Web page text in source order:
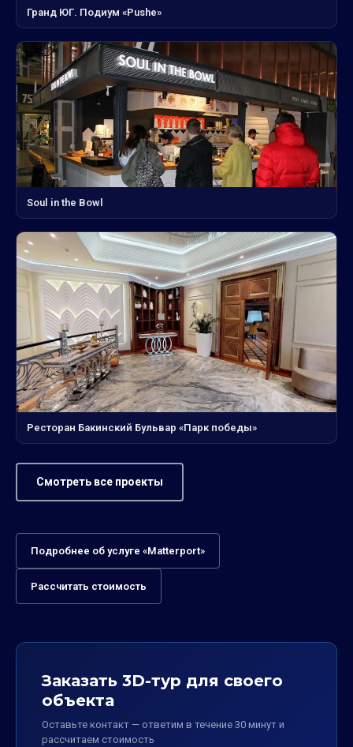
Гранд ЮГ. Подиум «Pushe»
Soul in the Bowl
Ресторан Бакинский Бульвар «Парк победы»
Смотреть все проекты
Подробнее об услуге «Matterport»
Рассчитать стоимость
Заказать 3D-тур для своего
объекта
Оставьте контакт — ответим в течение 30 минут и
рассчитаем стоимость